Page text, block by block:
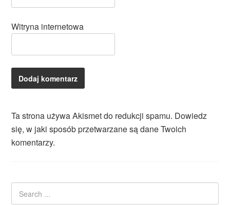
Witryna internetowa
Ta strona używa Akismet do redukcji spamu. Dowiedz
się, w jaki sposób przetwarzane są dane Twoich
komentarzy.